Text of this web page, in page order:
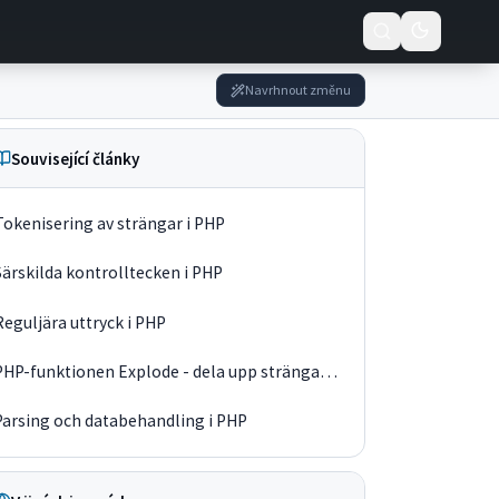
Navrhnout změnu
Související články
av strängar i PHP
kontrolltecken i PHP
uttryck i PHP
PHP-funktionen Explode - dela upp strängar med separator
och databehandling i PHP